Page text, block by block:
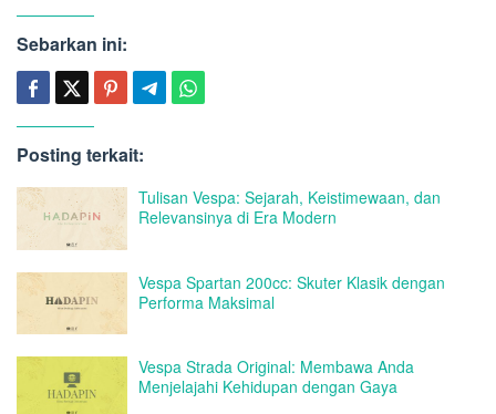
Sebarkan ini:
Posting terkait:
Tulisan Vespa: Sejarah, Keistimewaan, dan
Relevansinya di Era Modern
Vespa Spartan 200cc: Skuter Klasik dengan
Performa Maksimal
Vespa Strada Original: Membawa Anda
Menjelajahi Kehidupan dengan Gaya